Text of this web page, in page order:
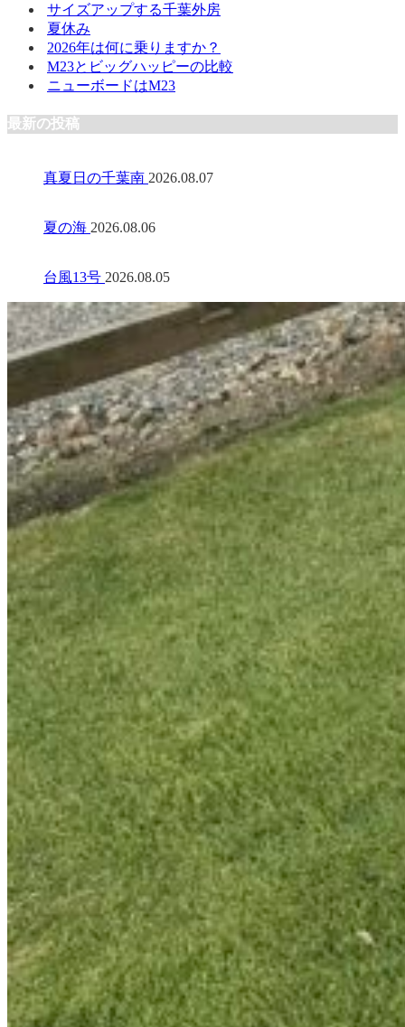
サイズアップする千葉外房
夏休み
2026年は何に乗りますか？
M23とビッグハッピーの比較
ニューボードはM23
最新の投稿
真夏日の千葉南 2026.08.07
夏の海 2026.08.06
台風13号 2026.08.05